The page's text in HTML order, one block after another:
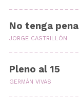
No tenga pena
JORGE CASTRILLÓN
Pleno al 15
GERMÁN VIVAS